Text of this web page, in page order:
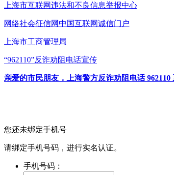
上海市互联网违法和不良信息举报中心
网络社会征信网中国互联网诚信门户
上海市工商管理局
“962110”反诈劝阻电话宣传
亲爱的市民朋友，上海警方反诈劝阻电话
您还未绑定手机号
请绑定手机号码，进行实名认证。
手机号码：